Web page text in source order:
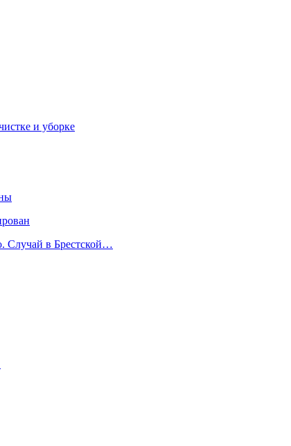
и уборке
Случай в Брестской…